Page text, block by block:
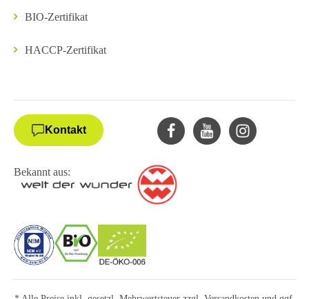
BIO-Zertifikat
HACCP-Zertifikat
Kontakt
Bekannt aus: